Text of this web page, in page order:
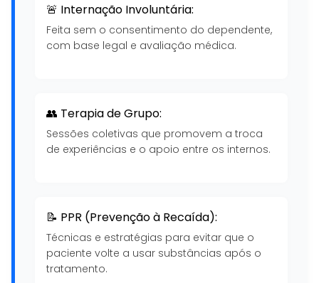
🚨 Internação Involuntária:
Feita sem o consentimento do dependente,
com base legal e avaliação médica.
👥 Terapia de Grupo:
Sessões coletivas que promovem a troca
de experiências e o apoio entre os internos.
📝 PPR (Prevenção à Recaída):
Técnicas e estratégias para evitar que o
paciente volte a usar substâncias após o
tratamento.